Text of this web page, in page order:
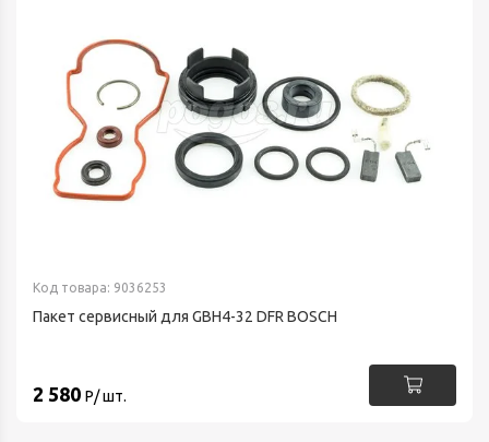
Код товара: 9036253
Пакет сервисный для GBH4-32 DFR BOSCH
2 580 Р/ шт.